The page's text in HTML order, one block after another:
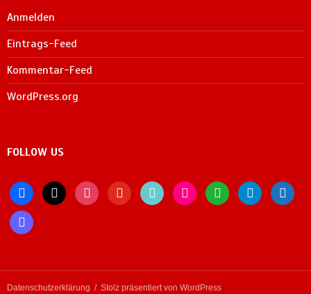
Anmelden
Eintrags-Feed
Kommentar-Feed
WordPress.org
FOLLOW US
facebook
x instagramyoutubetiktok flickr whatsapptelegrambluesky
mastodon
Datenschutzerklärung Stolz präsentiert von WordPress